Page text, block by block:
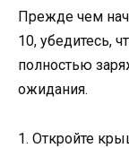
Прежде чем
10, убедитесь,
полностью
ожидания.
1. Откройте